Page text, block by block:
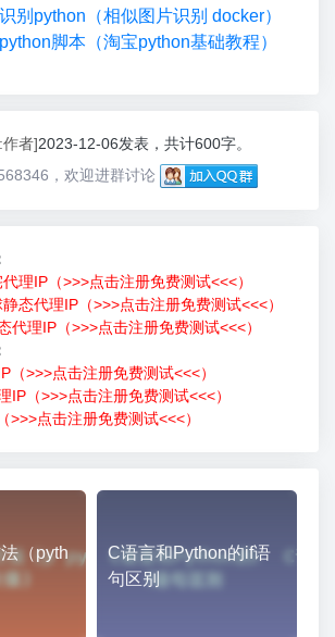
别python（相似图片识别 docker）
脚本（淘宝python基础教程）
作者]2023-12-06发表，共计600字。
，欢迎进群讨论
理IP（>>>点击注册免费测试<<<）
态代理IP（>>>点击注册免费测试<<<）
代理IP（>>>点击注册免费测试<<<）
（>>>点击注册免费测试<<<）
IP（>>>点击注册免费测试<<<）
>>>点击注册免费测试<<<）
（pyth
C语言和Python的if语
句区别